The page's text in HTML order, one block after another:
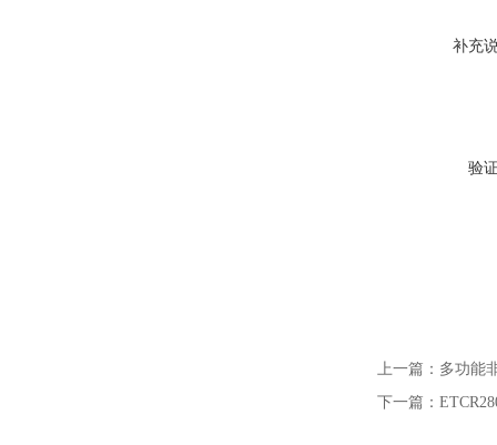
补充
验
上一篇： 多功能
下一篇：